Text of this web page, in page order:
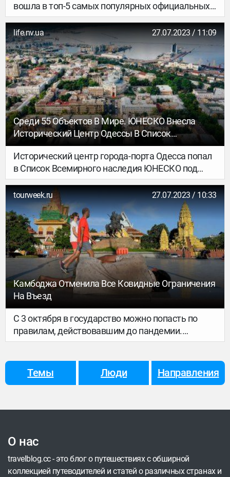
вошла в топ-5 самых популярных официальных
аккаунтов стран в мире.
life.nv.ua 27.07.2023 / 11:09
Среди 55 Объектов В Мире. ЮНЕСКО Внесла
Исторический Центр Одессы В Список
Всемирного Наследия Под Угрозой
Исторический центр города-порта Одесса попал
в Список Всемирного наследия ЮНЕСКО под
угрозой.
tourweek.ru 27.07.2023 / 10:33
Камбоджа Отменила Все Ковидные Ограничения
На Въезд
С 3 октября в государство можно попасть по
правилам, действовавшим до пандемии.
Туристам больше не требуется предъявлять
Темы Люди Направления
О нас
travelblog.cc - это блог о путешествиях с обширной
коллекцией путеводителей и статей о различных странах и